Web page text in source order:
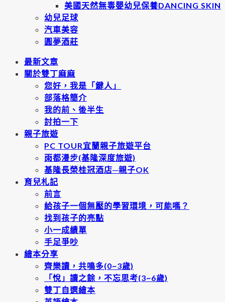
美國天然無毒嬰幼兒保養DANCING SKIN
幼兒足球
汽車美容
圓夢酒莊
最新文章
關於雙丁麻麻
您好，我是「鍵人」
部落格簡介
我的前、後半生
討拍一下
親子旅遊
PC TOUR宜蘭親子旅遊平台
雨都漫步(基隆深度旅遊)
基隆長榮桂冠酒店─親子OK
育兒札記
前言
給孩子一個無壓的學習環境，可能嗎？
找到孩子的亮點
小一成績單
手足爭吵
繪本分享
齊樂讀，共鳴多(0~3歲)
「悅」讀之餘，不忘思考(3~6歲)
雙丁自選繪本